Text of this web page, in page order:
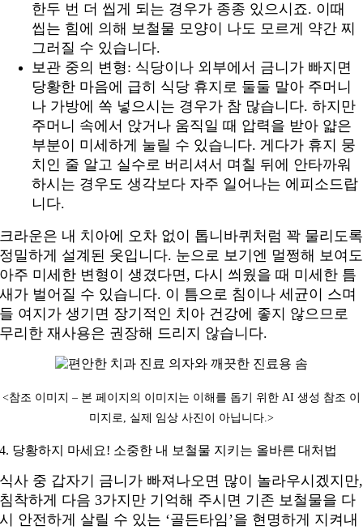
한두 번 더 씹게 되는 경우가 종종 있으시죠. 이때
씹는 힘에 의해 보철물 모양이 나도 모르게 약간 찌
그러질 수 있습니다.
보관 중의 변형: 식당이나 외부에서 금니가 빠지면
당황한 마음에 급히 식당 휴지로 둘둘 말아 주머니
나 가방에 쏙 넣으시는 경우가 참 많습니다. 하지만
주머니 속에서 앉거나 움직일 때 압력을 받아 얇은
부분이 미세하게 눌릴 수 있습니다. 게다가 휴지 뭉
치인 줄 알고 실수로 버리셔서 며칠 뒤에 안타까워
하시는 경우도 생각보다 자주 일어나는 에피소드랍
니다.
크라운은 내 치아에 오차 없이 톱니바퀴처럼 꽉 물리도록
정밀하게 설계된 옷입니다. 눈으로 보기엔 멀쩡해 보여도
아주 미세한 변형이 생겼다면, 다시 씌웠을 때 미세한 틈
새가 벌어질 수 있습니다. 이 틈으로 침이나 세균이 스며
들 여지가 생기면 장기적인 치아 건강에 좋지 않으므로
무리한 재사용은 권장해 드리지 않습니다.
<참조 이미지 – 본 페이지의 이미지는 이해를 돕기 위한 AI 생성 참조 이
미지로, 실제 임상 사진이 아닙니다.>
4. 당황하지 마세요! 소중한 내 보철물 지키는 올바른 대처법
식사 중 갑자기 금니가 빠져나오면 많이 놀라우시겠지만,
침착하게 다음 3가지만 기억해 주시면 기존 보철물을 다
시 안전하게 살릴 수 있는 ‘골든타임’을 현명하게 지켜내